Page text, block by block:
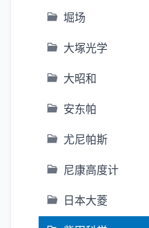
堀场
大塚光学
大昭和
安东帕
尤尼帕斯
尼康高度计
日本大菱